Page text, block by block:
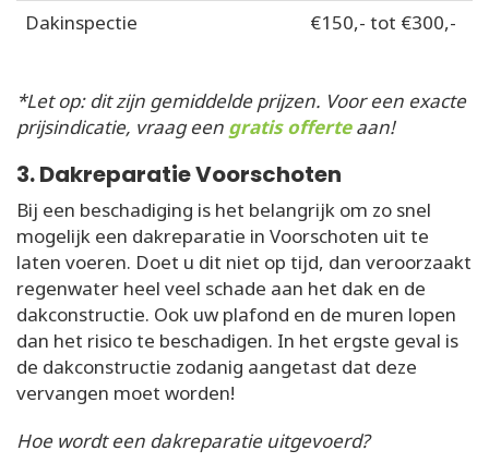
Dakinspectie €150,- tot €300,-
*Let op: dit zijn gemiddelde prijzen. Voor een exacte
prijsindicatie, vraag een gratis offerteaan!
3. Dakreparatie Voorschoten
Bij een beschadiging is het belangrijk om zo snel
mogelijk een dakreparatie in Voorschoten uit te
laten voeren. Doet u dit niet op tijd, dan veroorzaakt
regenwater heel veel schade aan het dak en de
dakconstructie. Ook uw plafond en de muren lopen
dan het risico te beschadigen. In het ergste geval is
de dakconstructie zodanig aangetast dat deze
vervangen moet worden!
Hoe wordt een dakreparatie uitgevoerd?